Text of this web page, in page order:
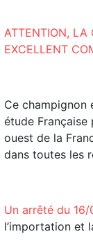
ATTENTION, LA
EXCELLENT
Ce champignon
étude
ouest de la
dans toutes les
Un arrêté du
l’importation et